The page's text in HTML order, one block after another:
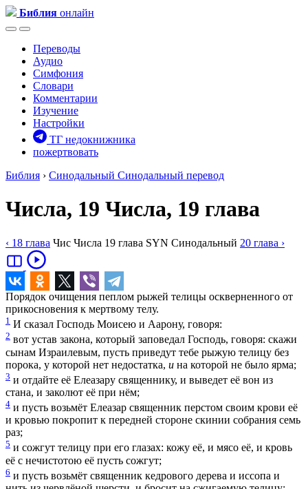
Библия онлайн
Переводы
Аудио
Симфония
Словари
Комментарии
Изучение
Настройки
ТГ недокнижника
пожертвовать
Библия › Синодальный Синодальный перевод
Числа, 19 Числа, 19 глава
‹ 18 глава Чис Числа 19 глава SYN Синодальный 20 глава ›
Порядок очищения пеплом рыжей телицы оскверненного от
прикосновения к мертвому телу.
1 И сказал Господь Моисею и Аарону, говоря:
2 вот устав закона, который заповедал Господь, говоря: скажи
сынам Израилевым, пусть приведут тебе рыжую телицу без
порока, у которой нет недостатка, и на которой не было ярма;
3 и отдайте её Елеазару священнику, и выведет её вон из
стана, и заколют её при нём;
4 и пусть возьмёт Елеазар священник перстом своим крови её
и кровью покропит к передней стороне скинии собрания семь
раз;
5 и сожгут телицу при его глазах: кожу её, и мясо её, и кровь
её с нечистотою её пусть сожгут;
6 и пусть возьмёт священник кедрового дерева и иссопа и